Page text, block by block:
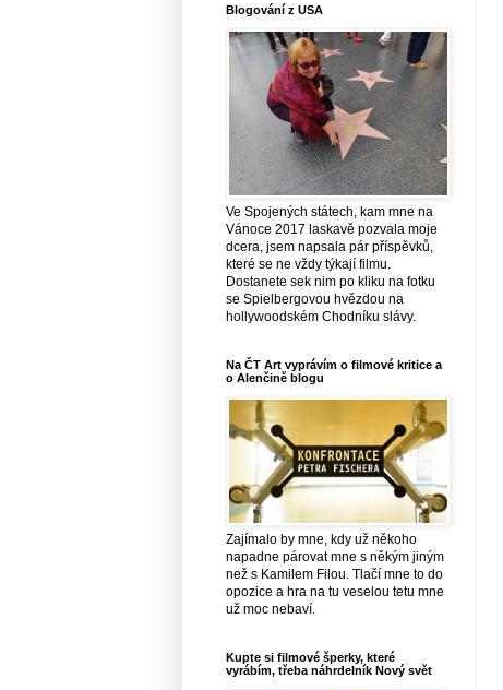
Blogování z USA
Ve Spojených státech, kam mne na
Vánoce 2017 laskavě pozvala moje
dcera, jsem napsala pár příspěvků,
které se ne vždy týkají filmu.
Dostanete sek nim po kliku na fotku
se Spielbergovou hvězdou na
hollywoodském Chodníku slávy.
Na ČT Art vyprávím o filmové kritice a
o Alenčině blogu
Zajímalo by mne, kdy už někoho
napadne párovat mne s někým jiným
než s Kamilem Filou. Tlačí mne to do
opozice a hra na tu veselou tetu mne
už moc nebaví.
Kupte si filmové šperky, které
vyrábím, třeba náhrdelník Nový svět